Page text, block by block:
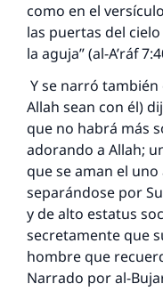
como en el
las puertas del
la aguja” (al-A’ráf
Y se narró también
Allah sean con él)
que no habrá más
adorando a Allah;
que se aman el
separándose por
y de alto estatus
secretamente que
hombre que
Narrado por al-